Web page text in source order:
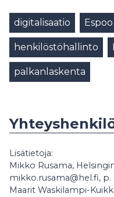
digitalisaatio Espoo
henkilöstöhallinto
palkanlaskenta
Lisätietoja:
Mikko Rusama,
mikko.rusama@hel.fi, p.
Maarit Waskilampi-